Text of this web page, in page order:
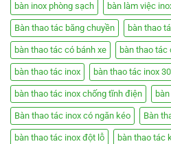
bàn inox phòng sạch bàn làm việc
Bàn thao tác băng chuyền bàn thao
bàn thao tác có bánh xe bàn thao tác
bàn thao tác inox bàn thao tác inox
bàn thao tác inox chống tĩnh điện
Bàn thao tác inox có ngăn kéo Bàn
bàn thao tác inox đột lỗ bàn thao tác